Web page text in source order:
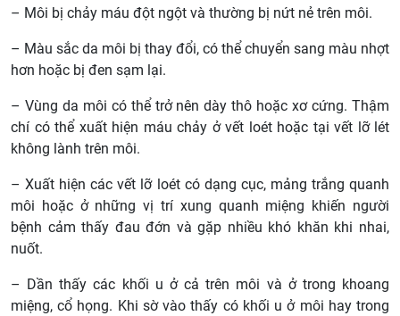
– Môi bị chảy máu đột ngột và thường bị nứt nẻ trên môi.
– Màu sắc da môi bị thay đổi, có thể chuyển sang màu nhợt
hơn hoặc bị đen sạm lại.
– Vùng da môi có thể trở nên dày thô hoặc xơ cứng. Thậm
chí có thể xuất hiện máu chảy ở vết loét hoặc tại vết lỡ lét
không lành trên môi.
– Xuất hiện các vết lỡ loét có dạng cục, mảng trắng quanh
môi hoặc ở những vị trí xung quanh miệng khiến người
bệnh cảm thấy đau đớn và gặp nhiều khó khăn khi nhai,
nuốt.
– Dần thấy các khối u ở cả trên môi và ở trong khoang
miệng, cổ họng. Khi sờ vào thấy có khối u ở môi hay trong